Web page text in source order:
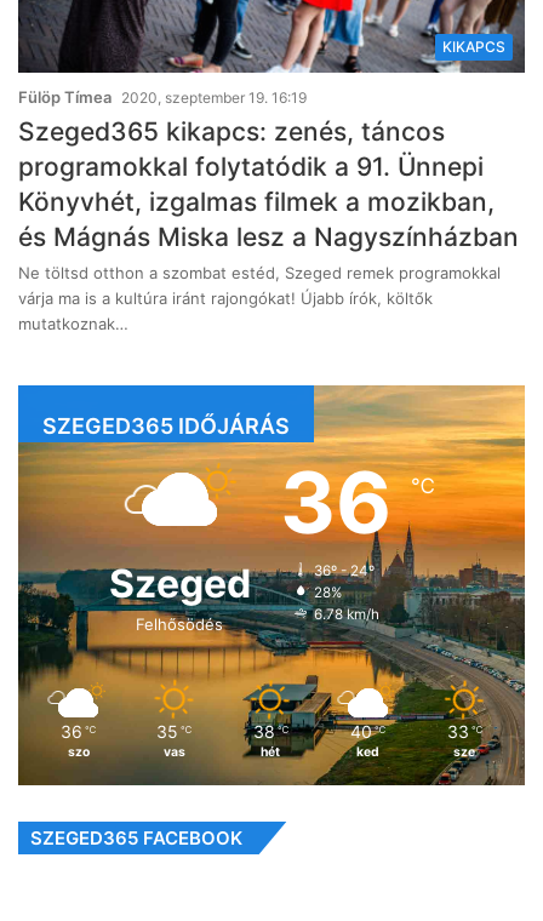
KIKAPCS
Fülöp Tímea 2020, szeptember 19. 16:19
Szeged365 kikapcs: zenés, táncos
programokkal folytatódik a 91. Ünnepi
Könyvhét, izgalmas filmek a mozikban,
és Mágnás Miska lesz a Nagyszínházban
Ne töltsd otthon a szombat estéd, Szeged remek programokkal
várja ma is a kultúra iránt rajongókat! Újabb írók, költők
mutatkoznak…
SZEGED365 IDŐJÁRÁS
Szeged
Felhősödés
36℃
36º - 24º
28%
6.78 km/h
36 ℃
szo
35 ℃
vas
38 ℃
hét
40 ℃
ked
33 ℃
sze
SZEGED365 FACEBOOK